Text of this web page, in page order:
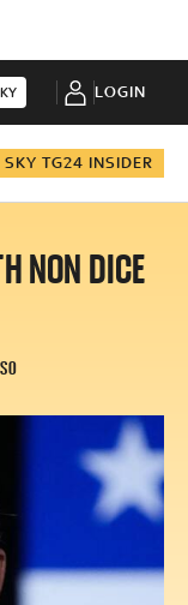
LOGIN
SKY TG24 INSIDER
NON DICE